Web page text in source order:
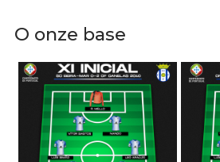
O onze base